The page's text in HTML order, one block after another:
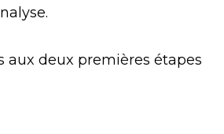
aux deux premières étapes